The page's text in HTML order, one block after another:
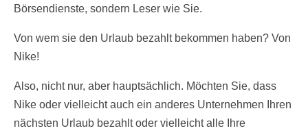
Börsendienste, sondern Leser wie Sie.
Von wem sie den Urlaub bezahlt bekommen haben? Von
Nike!
Also, nicht nur, aber hauptsächlich. Möchten Sie, dass
Nike oder vielleicht auch ein anderes Unternehmen Ihren
nächsten Urlaub bezahlt oder vielleicht alle Ihre